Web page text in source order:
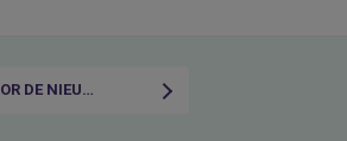
INSCHRIJVEN VOOR DE NIEUWSBRIEF